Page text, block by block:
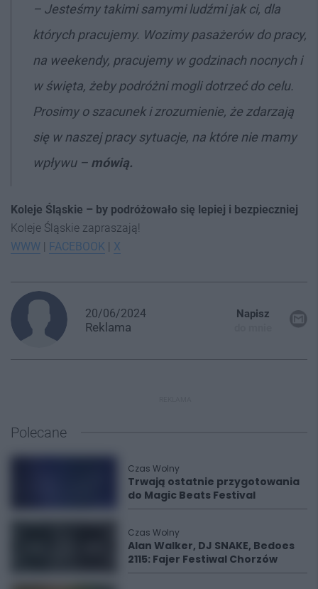
– Jesteśmy takimi samymi ludźmi jak ci, dla
których pracujemy. Wozimy pasażerów do pracy,
na weekendy, pracujemy w godzinach nocnych i
w święta, żeby podróżni mogli dotrzeć do celu.
Prosimy o szacunek i zrozumienie, że zdarzają
się w naszej pracy sytuacje, na które nie mamy
wpływu – mówią.
Koleje Śląskie – by podróżowało się lepiej i bezpieczniej
Koleje Śląskie zapraszają!
WWW | FACEBOOK | X
20/06/2024
Reklama
Napisz
Polecane
Czas Wolny
Trwają ostatnie przygotowania
do Magic Beats Festival
Czas Wolny
Alan Walker, DJ SNAKE, Bedoes
2115: Fajer Festiwal Chorzów